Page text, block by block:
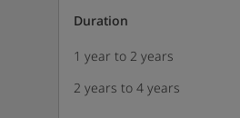
Duration
1 year to 2 years
2 years to 4 years